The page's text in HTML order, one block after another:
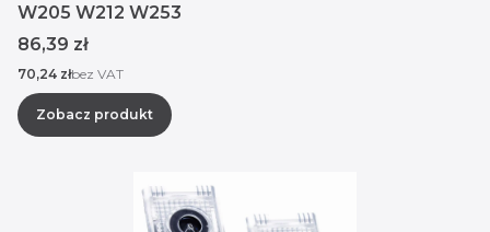
W205 W212 W253
Cena
86,39 zł
Cena
70,24 złbez VAT
Zobacz produkt